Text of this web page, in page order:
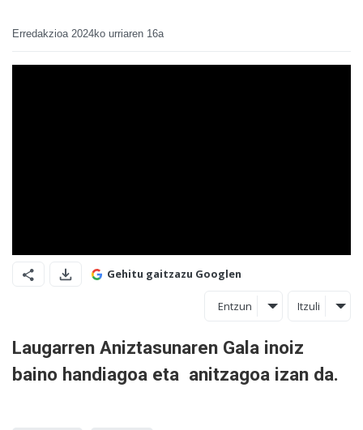
Erredakzioa 2024ko urriaren 16a
Gehitu gaitzazu Googlen
Entzun Itzuli
Laugarren Aniztasunaren Gala inoiz
baino handiagoa eta anitzagoa izan da.